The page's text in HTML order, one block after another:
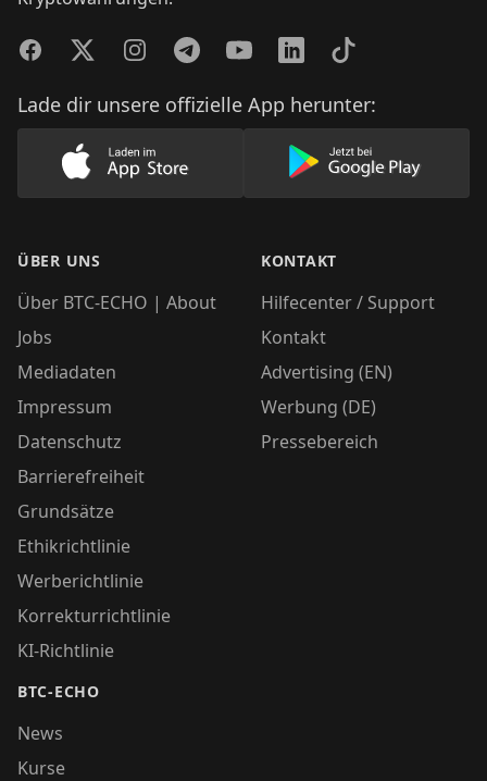
FacebookTwitterInstagramTelegramYouTubeLinkedInTikTok
Lade dir unsere offizielle App herunter:
Lade unsere App im AppStore herunter
Lade unsere
ÜBER UNS
Über BTC-ECHO | About
Jobs
Mediadaten
Impressum
Datenschutz
Barrierefreiheit
Grundsätze
Ethikrichtlinie
Werberichtlinie
Korrekturrichtlinie
KI-Richtlinie
BTC-ECHO
News
Kurse
KONTAKT
Hilfecenter / Support
Kontakt
Advertising (EN)
Werbung (DE)
Pressebereich